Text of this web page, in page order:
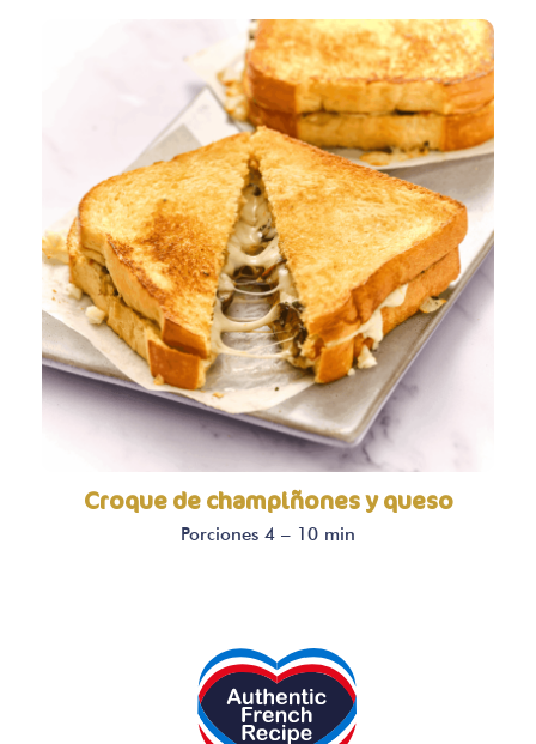
Croque de champiñones y queso
Porciones 4 – 10 min